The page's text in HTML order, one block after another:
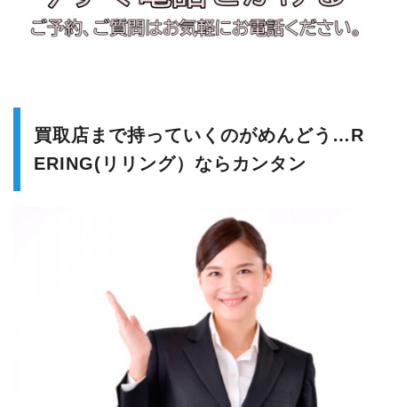
買取店まで持っていくのがめんどう…R
ERING(リリング）ならカンタン